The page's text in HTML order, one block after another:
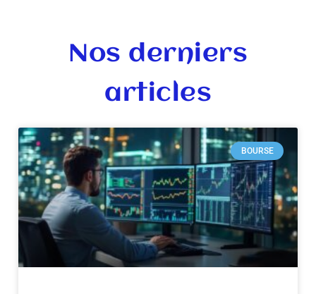
Nos derniers
articles
BOURSE